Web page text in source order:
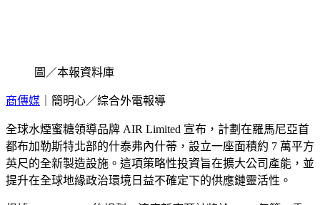
圖／本報資料庫
商傳媒 ｜簡明心／綜合外電報導
全球水煙蜜糖領導品牌 AIR Limited 宣布，計劃在羅馬尼亞首
都布加勒斯特北部的什泰弗內什蒂，設立一座面積約 7 萬平方
英尺的全新製造設施。這項策略性投資旨在擴大公司產能，並
提升在全球地緣政治環境日益不確定下的供應鏈靈活性。